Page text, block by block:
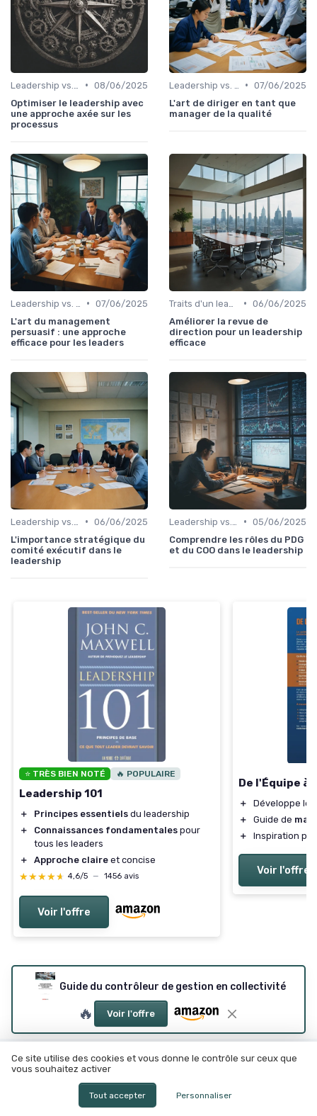
• 08/06/2025
Optimiser le leadership avec
une approche axée sur les
processus
• 07/06/2025
L'art de diriger en tant que
manager de la qualité
• 07/06/2025
L'art du management
persuasif : une approche
efficace pour les leaders
• 06/06/2025
Améliorer la revue de
direction pour un leadership
efficace
• 06/06/2025
L'importance stratégique du
comité exécutif dans le
leadership
• 05/06/2025
Comprendre les rôles du PDG
et du COO dans le leadership
⭐ TRÈS BIEN NOTÉ 🔥 POPULAIRE
Leadership 101
＋ Principes essentiels du leadership
＋
Connaissances fondamentales pour
tous les leaders
＋
Approche claire et concise
★★★★★
★★★★★ 4,6/5 — 1456 avis
Voir l'offre
De l'Équipe à
＋ Développe le
＋
Guide de
＋
Inspiration
Voir l'offre
Guide du contrôleur de gestion en collectivité
🔥 Voir l'offre
Les articles par date
Novembre 2023
Décembre 2023
Ce site utilise des cookies et vous donne le contrôle sur ceux que
vous souhaitez activer
Tout accepter Personnaliser